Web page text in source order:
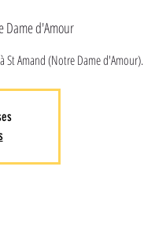
Dame d'Amour
St Amand (Notre Dame d'Amour).